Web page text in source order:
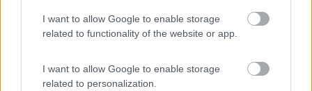
I want to allow Google to enable storage
related to functionality of the website or app.
I want to allow Google to enable storage
related to personalization.